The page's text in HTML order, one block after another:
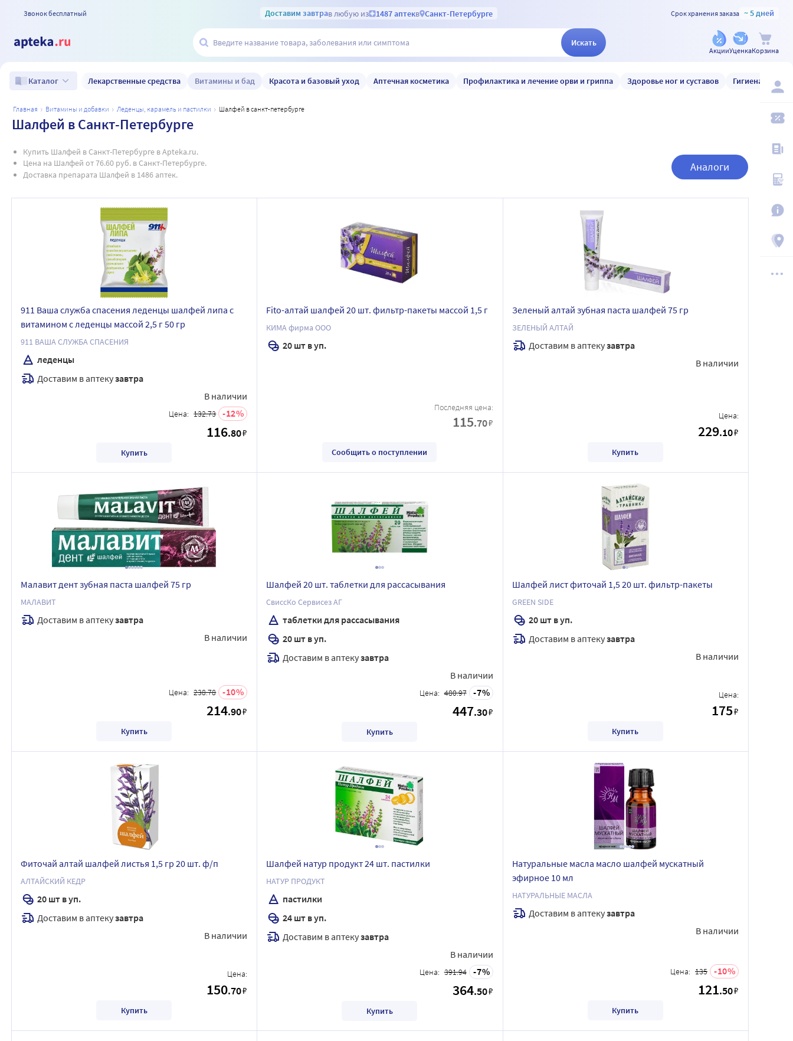
Звонок бесплатный Доставим завтрав любую из 1487 аптекв Санкт-Петербурге Срок хранения заказа ~ 5 дней
Искать
АкцииУценкаКорзина
Каталог Лекарственные средства Витамины и бад Красота и базовый уход Аптечная косметика Профилактика и лечение орви и гриппа Здоровье ног и суставов Гигиена и уход
главная витамины и добавки леденцы, карамель и пастилки шалфей в санкт-петербурге
Шалфей в Санкт-Петербурге
Купить Шалфей в Санкт-Петербурге в Apteka.ru.
Цена на Шалфей от 76.60 руб. в Санкт-Петербурге.
Доставка препарата Шалфей в 1486 аптек.
Аналоги
911 Ваша служба спасения леденцы шалфей липа с
витамином с леденцы массой 2,5 г 50 гр
911 ВАША СЛУЖБА СПАСЕНИЯ
леденцы
Доставим в аптекузавтра
В наличии
Цена: 132.73 12
116.80₽
Купить
Fito-алтай шалфей 20 шт. фильтр-пакеты массой 1,5 г
КИМА фирма ООО
20 шт в уп.
Последняя цена:
115.70₽
Сообщить о поступлении
Зеленый алтай зубная паста шалфей 75 гр
ЗЕЛЕНЫЙ АЛТАЙ
Доставим в аптекузавтра
В наличии
Цена:
229.10₽
Купить
Малавит дент зубная паста шалфей 75 гр
МАЛАВИТ
Доставим в аптекузавтра
В наличии
Цена: 238.78 10
214.90₽
Купить
Шалфей 20 шт. таблетки для рассасывания
СвиссКо Сервисез АГ
таблетки для рассасывания
20 шт в уп.
Доставим в аптекузавтра
В наличии
Цена: 480.97 7
447.30₽
Купить
Шалфей лист фиточай 1,5 20 шт. фильтр-пакеты
GREEN SIDE
20 шт в уп.
Доставим в аптекузавтра
В наличии
Цена:
175₽
Купить
Фиточай алтай шалфей листья 1,5 гр 20 шт. ф/п
АЛТАЙСКИЙ КЕДР
20 шт в уп.
Доставим в аптекузавтра
В наличии
Цена:
150.70₽
Купить
Шалфей натур продукт 24 шт. пастилки
НАТУР ПРОДУКТ
пастилки
24 шт в уп.
Доставим в аптекузавтра
В наличии
Цена: 391.94 7
364.50₽
Купить
Натуральные масла масло шалфей мускатный
эфирное 10 мл
НАТУРАЛЬНЫЕ МАСЛА
Доставим в аптекузавтра
В наличии
Цена: 135 10
121.50₽
Купить